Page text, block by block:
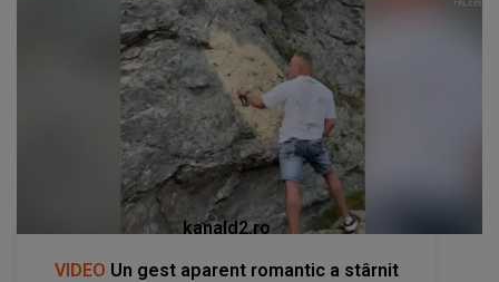
kanald2.ro
VIDEO Un gest aparent romantic a stârnit